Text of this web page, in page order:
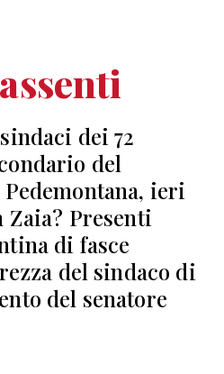
dei 72
del
ieri
Zaia? Presenti
di fasce
del sindaco di
del senatore